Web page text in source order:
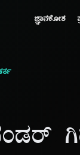
ಜ್ಞಾನಕೋಶ